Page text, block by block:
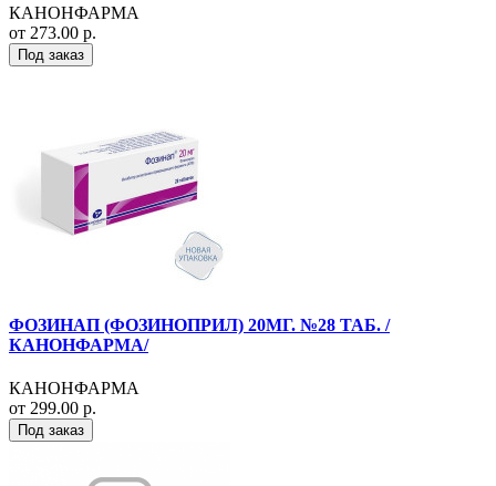
КАНОНФАРМА
от 273.00 р.
Под заказ
ФОЗИНАП (ФОЗИНОПРИЛ) 20МГ. №28 ТАБ. /
КАНОНФАРМА/
КАНОНФАРМА
от 299.00 р.
Под заказ